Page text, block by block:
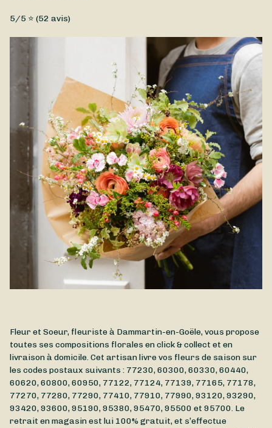
Un magnifique bouquet de fleurs de saison réalisé par Fleur
et Soeur à offrir à l'occasion de la fête des grands-mères.
Vous pouvez demander à votre fleuriste de le personnaliser
en fonction de votre budget et de vos préférences. Le bouquet
fête des grands-mères est disponible à la livraison à
Dammartin-en-Goële et dans les environs.
5/5 ⭐ (52 avis)
Fleur et Soeur, fleuriste à Dammartin-en-Goële, vous propose
toutes ses compositions florales en click & collect et en
livraison à domicile. Cet artisan livre vos fleurs de saison sur
les codes postaux suivants : 77230, 60300, 60330, 60440,
60620, 60800, 60950, 77122, 77124, 77139, 77165, 77178,
77270, 77280, 77290, 77410, 77910, 77990, 93120, 93290,
93420, 93600, 95190, 95380, 95470, 95500 et 95700. Le
retrait en magasin est lui 100% gratuit, et s’effectue